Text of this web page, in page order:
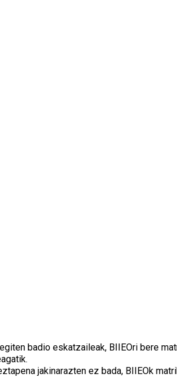
badio eskatzaileak, BIIEOri bere
jakinarazten ez bada, BIIEOk